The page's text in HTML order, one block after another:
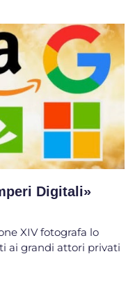
Digitali»
XIV fotografa lo
ai grandi attori privati